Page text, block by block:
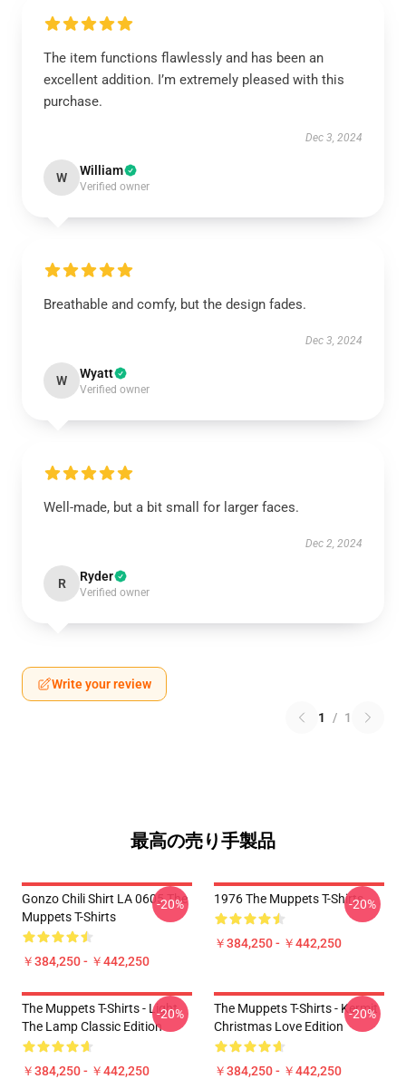
The item functions flawlessly and has been an
excellent addition. I’m extremely pleased with this
purchase.
Dec 3, 2024
W William
Verified owner
Breathable and comfy, but the design fades.
Dec 3, 2024
W Wyatt
Verified owner
Well-made, but a bit small for larger faces.
Dec 2, 2024
R Ryder
Verified owner
Write your review
1 / 1
最高の売り手製品
Gonzo Chili Shirt LA 0605 The
Muppets T-Shirts
￥384,250 - ￥442,250
-20% 1976 The Muppets T-Shirts
￥384,250 - ￥442,250
-20%
The Muppets T-Shirts - Light
The Lamp Classic Edition
￥384,250 - ￥442,250
-20%
The Muppets T-Shirts - Kermit
Christmas Love Edition
￥384,250 - ￥442,250
-20%